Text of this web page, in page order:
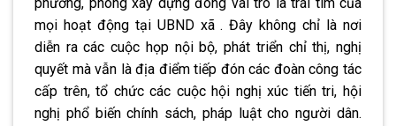
phương, phòng xây dựng đóng vai trò là trái tim của
mọi hoạt động tại UBND xã . Đây không chỉ là nơi
diễn ra các cuộc họp nội bộ, phát triển chỉ thị, nghị
quyết mà vẫn là địa điểm tiếp đón các đoàn công tác
cấp trên, tổ chức các cuộc hội nghị xúc tiến tri, hội
nghị phổ biến chính sách, pháp luật cho người dân.